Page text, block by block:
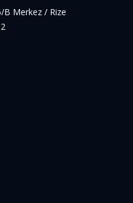
B Merkez / Rize